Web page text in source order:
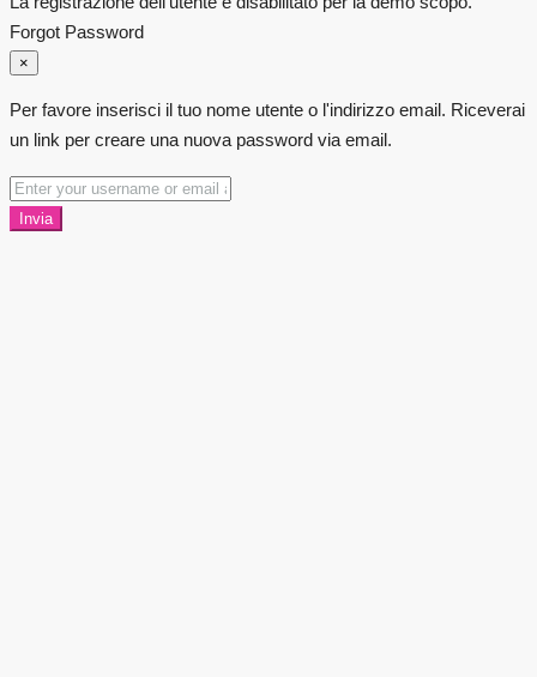
Forgot Password
×
Per favore inserisci il tuo nome utente o l'indirizzo email. Riceverai
un link per creare una nuova password via email.
Invia